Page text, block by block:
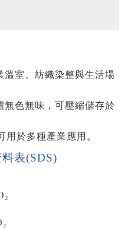
溫室、紡織染整與生活場
無色無味，可壓縮儲存於
用於多種產業應用。
表(SDS)